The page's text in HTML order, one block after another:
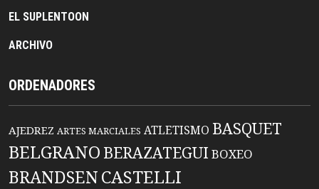
EL SUPLENTOON
ARCHIVO
ORDENADORES
AJEDREZ ARTES MARCIALES ATLETISMO BASQUET
BELGRANO BERAZATEGUIBOXEO
BRANDSENCASTELLI